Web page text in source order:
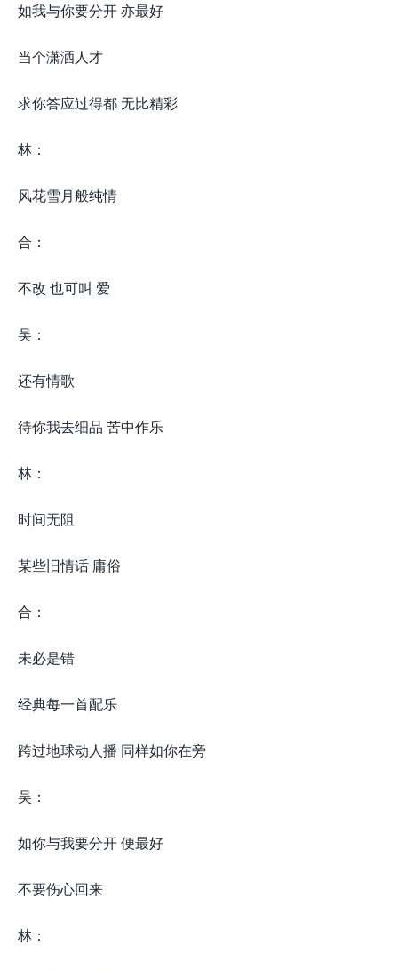
如我与你要分开 亦最好
当个潇洒人才
求你答应过得都 无比精彩
林：
风花雪月般纯情
合：
不改 也可叫 爱
吴：
还有情歌
待你我去细品 苦中作乐
林：
时间无阻
某些旧情话 庸俗
合：
未必是错
经典每一首配乐
跨过地球动人播 同样如你在旁
吴：
如你与我要分开 便最好
不要伤心回来
林：